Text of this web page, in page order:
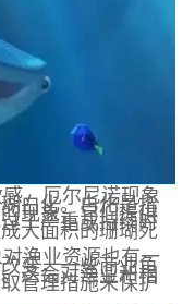
，厄尔尼诺现象
白化。白化是指
现象，它们提供
于严重或持续时
大面积的珊瑚死
渔业资源也有一
变，一些商业鱼
这会对渔业和相
管理措施来保护